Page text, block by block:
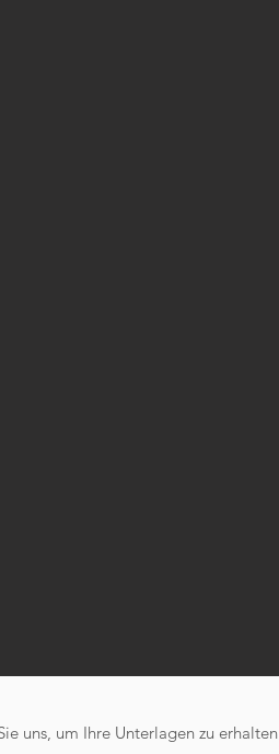
uns, um Ihre Unterlagen zu erhalten